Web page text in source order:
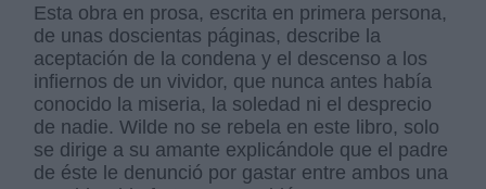
Esta obra en prosa, escrita en primera persona,
de unas doscientas páginas, describe la
aceptación de la condena y el descenso a los
infiernos de un vividor, que nunca antes había
conocido la miseria, la soledad ni el desprecio
de nadie. Wilde no se rebela en este libro, solo
se dirige a su amante explicándole que el padre
de éste le denunció por gastar entre ambos una